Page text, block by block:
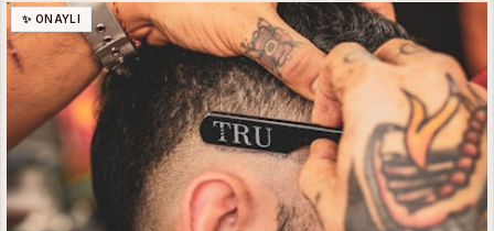
✨ ONAYLI